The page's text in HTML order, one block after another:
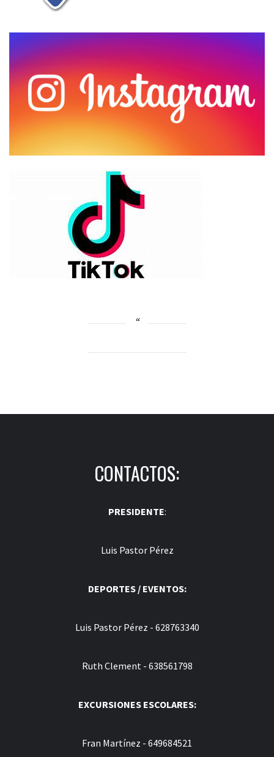
CONTACTOS:
PRESIDENTE:
Luis Pastor Pérez
DEPORTES / EVENTOS:
Luis Pastor Pérez - 628763340
Ruth Clement - 638561798
EXCURSIONES ESCOLARES:
Fran Martínez - 649684521